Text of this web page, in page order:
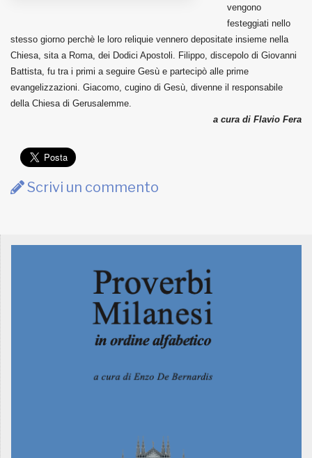
Bernardis
EDB edizioni - Via Brivio angolo C.
Imbonati, 89 20159 Milano (Italia)
Informativa sulla privacy
vengono
festeggiati nello
stesso giorno perchè le loro reliquie vennero depositate insieme nella
Chiesa, sita a Roma, dei Dodici Apostoli. Filippo, discepolo di Giovanni
Battista, fu tra i primi a seguire Gesù e partecipò alle prime
evangelizzazioni. Giacomo, cugino di Gesù, divenne il responsabile
della Chiesa di Gerusalemme.
a cura di Flavio Fera
Scrivi un commento